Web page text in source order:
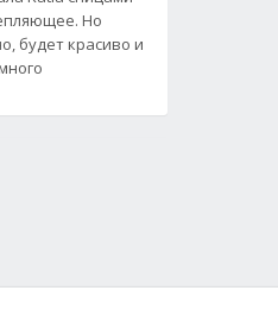
Но
будет красиво и